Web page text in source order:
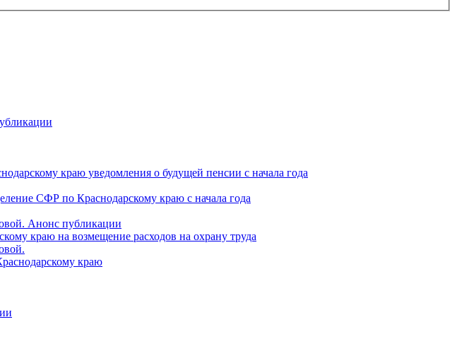
краю уведомления о будущей пенсии с начала года
СФР по Краснодарскому краю с начала года
Анонс публикации
краю на возмещение расходов на охрану труда
краю